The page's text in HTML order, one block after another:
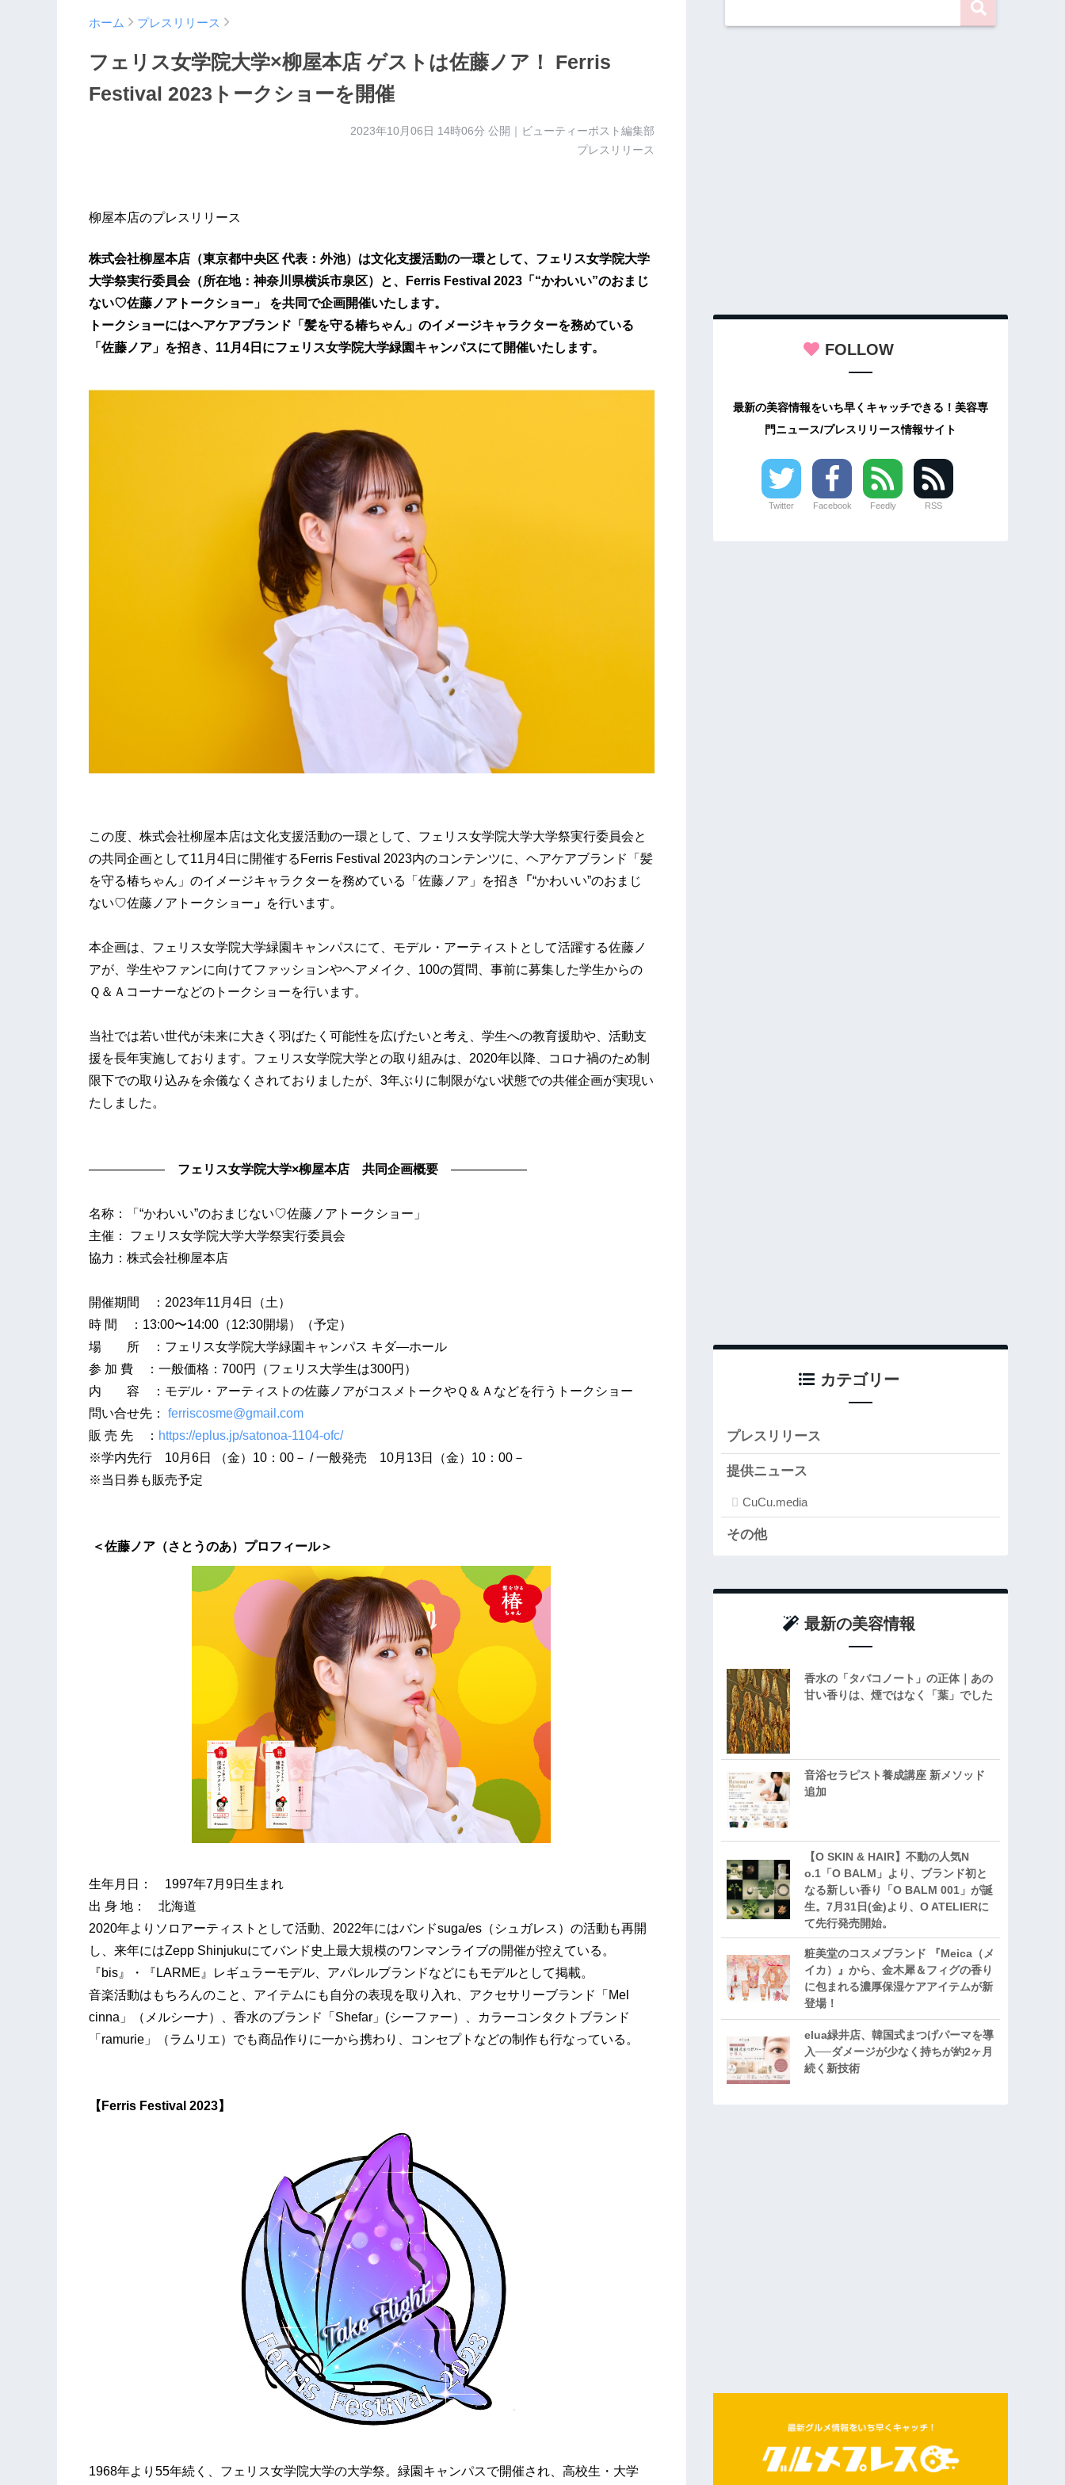
ホーム プレスリリース
フェリス女学院大学×柳屋本店 ゲストは佐藤ノア！ Ferris
Festival 2023トークショーを開催
2023年10月06日 14時06分 公開｜ビューティーポスト編集部
プレスリリース
柳屋本店のプレスリリース
株式会社柳屋本店（東京都中央区 代表：外池）は文化支援活動の一環として、 フェリス女学院大学
大学祭実行委員会（所在地：神奈川県横浜市泉区）と、
Ferris Festival 2023 「“かわいい”のおまじ
ない♡佐藤ノアトークショー」 を共同で企画開催いたします。
トークショーにはヘアケアブランド「髪を守る椿ちゃん」のイメージキャラクターを務めている
「佐藤ノア」を招き、 11月 4 日にフェリス女学院大学緑園キャンパスにて開催いたします。
この度、株式会社柳屋本店は文化支援活動の一環として、フェリス女学院大学大学祭実行委員会と
の共同企画として11月4日に開催するFerris Festival 2023内のコンテンツに、ヘアケアブランド「髪
を守る椿ちゃん」のイメージキャラクターを務めている「佐藤ノア」を招き
「 “かわいい”のおまじ
ない♡佐藤ノアトークショー 」 を行います。
本企画は、フェリス女学院大学緑園キャンパスにて、モデル・アーティストとして活躍する佐藤ノ
アが、学生やファンに向けてファッションやヘアメイク、100の質問、事前に募集した学生からの
Ｑ＆Ａコーナーなどのトークショーを行います。
当社では若い世代が未来に大きく羽ばたく可能性を広げたいと考え、学生への教育援助や、活動支
援を長年実施しております。フェリス女学院大学との取り組みは、2020年以降、コロナ禍のため制
限下での取り込みを余儀なくされておりましたが、3年ぶりに制限がない状態での共催企画が実現い
たしました。
―――――― フェリス女学院大学×柳屋本店 共同企画概要 ――――――
名称：「“かわいい”のおまじない♡佐藤ノアトークショー」
主催： フェリス女学院大学大学祭実行委員会
協力：株式会社柳屋本店
開催期間 ：2023年11月4日（土）
時 間 ：13:00〜14:00（12:30開場）（予定）
場 所 ：フェリス女学院大学緑園キャンパス キダ―ホール
参 加 費 ：一般価格：700円（フェリス大学生は300円）
内 容 ：モデル・アーティストの佐藤ノアがコスメトークやＱ＆Ａなどを行うトークショー
問い合せ先： ferriscosme@gmail.com
販 売 先 ： https://eplus.jp/satonoa-1104-ofc/
※学内先行 10月6日 （金）10：00－ / 一般発売 10月13日（金）10：00－
※当日券も販売予定
＜佐藤ノア（さとうのあ）プロフィール＞
生年月日： 1997年7月9日生まれ
出 身 地： 北海道
2020年よりソロアーティストとして活動、2022年にはバンドsuga/es（シュガレス）の活動も再開
し、来年にはZepp Shinjukuにてバンド史上最大規模のワンマンライブの開催が控えている。
『bis』・『LARME』レギュラーモデル、アパレルブランドなどにもモデルとして掲載。
音楽活動はもちろんのこと、アイテムにも自分の表現を取り入れ、アクセサリーブランド「Mel
cinna」（メルシーナ）、香水のブランド「Shefar」(シーファー）、カラーコンタクトブランド
「ramurie」（ラムリエ）でも商品作りに一から携わり、コンセプトなどの制作も行なっている。
【 Ferris Festival 2023】
1968年より55年続く、フェリス女学院大学の大学祭。緑園キャンパスで開催され、高校生・大学
FOLLOW
最新の美容情報をいち早くキャッチできる！美容専
門ニュース/プレスリリース情報サイト
Twitter Facebook Feedly RSS
カテゴリー
プレスリリース
提供ニュース
CuCu.media
その他
最新の美容情報
香水の「タバコノート」の正体｜あの
甘い香りは、煙ではなく「葉」でした
音浴セラピスト養成講座 新メソッド
追加
【O SKIN & HAIR】不動の人気N
o.1「O BALM」より、ブランド初と
なる新しい香り「O BALM 001」が誕
生。7月31日(金)より、O ATELIERに
て先行発売開始。
粧美堂のコスメブランド 『Meica（メ
イカ）』から、金木犀＆フィグの香り
に包まれる濃厚保湿ケアアイテムが新
登場！
elua緑井店、韓国式まつげパーマを導
入──ダメージが少なく持ちが約2ヶ月
続く新技術